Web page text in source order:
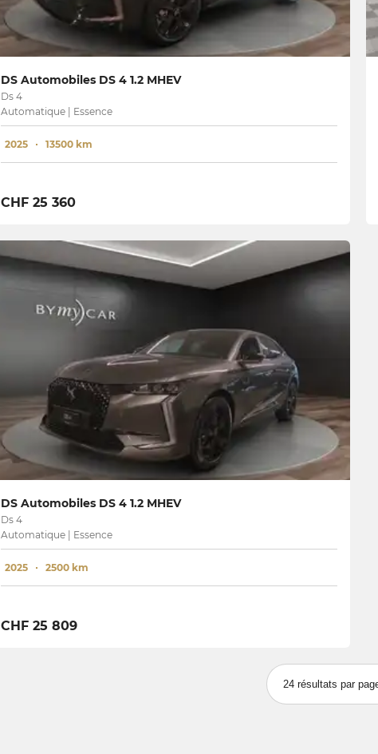
DS Automobiles DS 4 1.2 MHEV
Ds 4
Automatique | Essence
2025 13500 km
CHF 25 360
DS Automobiles DS 4 1.2 MHEV
Ds 4
Automatique | Essence
2025 2500 km
CHF 25 809